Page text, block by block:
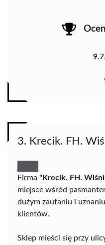
3. Krecik. FH.
Firma "Krecik. FH.
miejsce wśród
dużym zaufaniu i
klientów.
Sklep mieści się przy